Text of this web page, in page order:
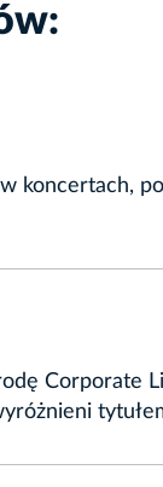
koncertach,
Corporate